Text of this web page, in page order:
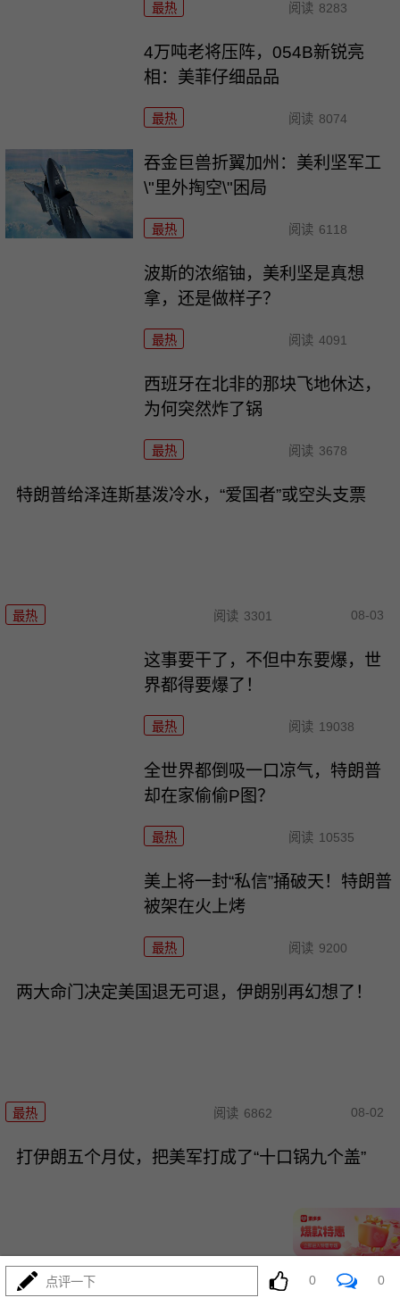
最热 阅读 8283
4万吨老将压阵，054B新锐亮
相：美菲仔细品品
最热 阅读 8074
吞金巨兽折翼加州：美利坚军工
\"里外掏空\"困局
最热 阅读 6118
波斯的浓缩铀，美利坚是真想
拿，还是做样子？
最热 阅读 4091
西班牙在北非的那块飞地休达，
为何突然炸了锅
最热 阅读 3678
特朗普给泽连斯基泼冷水，“爱国者”或空头支票
最热 阅读 3301 08-03
这事要干了，不但中东要爆，世
界都得要爆了！
最热 阅读 19038
全世界都倒吸一口凉气，特朗普
却在家偷偷P图？
最热 阅读 10535
美上将一封“私信”捅破天！特朗普
被架在火上烤
最热 阅读 9200
两大命门决定美国退无可退，伊朗别再幻想了！
最热 阅读 6862 08-02
打伊朗五个月仗，把美军打成了“十口锅九个盖”
最热 5305 08-02
点评一下 0 0